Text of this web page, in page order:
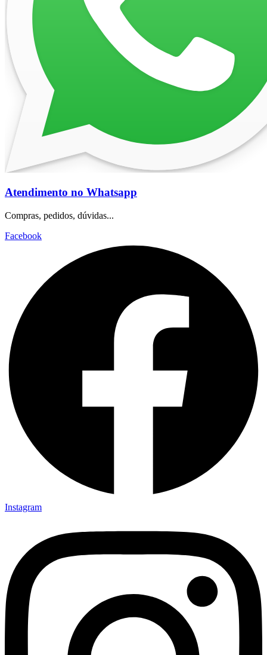
Atendimento no Whatsapp
Compras, pedidos, dúvidas...
Facebook
Instagram